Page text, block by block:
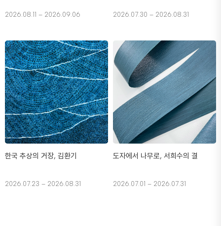
2026.08.11 – 2026.09.06 2026.07.30 – 2026.08.31
한국 추상의 거장, 김환기
2026.07.23 – 2026.08.31
도자에서 나무로, 서희수의 결
2026.07.01 – 2026.07.31